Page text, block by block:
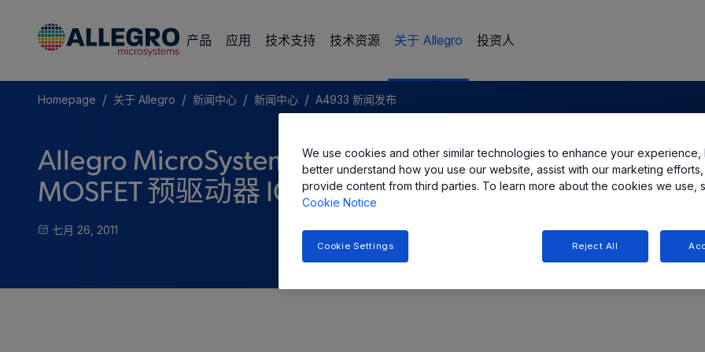
产品 应用 技术支持 技术资源 关于 Allegro 投资人
Homepage / 关于 Allegro / 新闻中心 / 新闻中心 / A4933 新闻发布
Allegro MicroSystems 公司推出新款汽车级三相
MOSFET 预驱动器 IC
七月 26, 2011
We use cookies and other similar technologies to enhance your experience,
better understand how you use our website, assist with our marketing
provide content from third parties. To learn more about the cookies we use,
Cookie Notice
Reject All
Cookie Settings